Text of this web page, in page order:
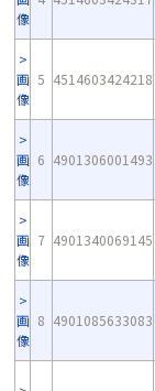
像
画
像
5 4514603424218
画
像
6 4901306001493
画
像
7 4901340069145
画
像
8 4901085633083